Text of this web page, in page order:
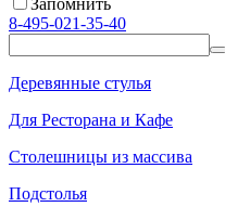
Запомнить
8-495-021-35-40
Деревянные стулья
Для Ресторана и Кафе
Столешницы из массива
Подстолья